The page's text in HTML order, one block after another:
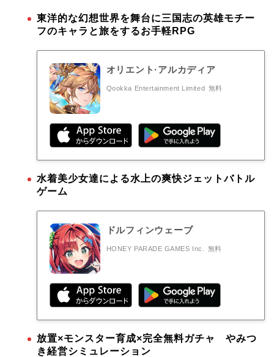
東洋的な幻想世界を舞台に三国志の英雄モチー
フのキャラと旅をするお手軽RPG
オリエント·アルカディア
Qookka Entertainment Limited 無料
水着美少女達による水上の爽快ジェットバトル
ゲーム
ドルフィンウェーブ
HONEY PARADE GAMES Inc. 無料
放置×モンスター育成×完全無料ガチャ やみつ
き経営シミュレーション